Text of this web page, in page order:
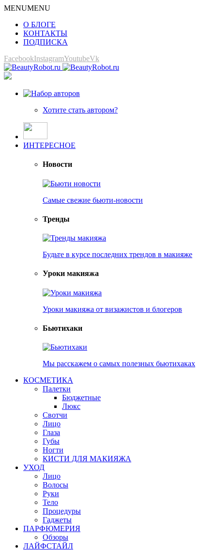
MENUMENU
О БЛОГЕ
КОНТАКТЫ
ПОДПИСКА
FacebookInstagramYoutubeVk
Хотите стать автором?
ИНТЕРЕСНОЕ
Новости
Самые свежие бьюти-новости
Тренды
Будьте в курсе последних трендов в макияже
Уроки макияжа
Уроки макияжа от визажистов и блогеров
Бьютихаки
Мы расскажем о самых полезных бьютихаках
КОСМЕТИКА
Палетки
Бюджетные
Люкс
Свотчи
Лицо
Глаза
Губы
Ногти
КИСТИ ДЛЯ МАКИЯЖА
УХОД
Лицо
Волосы
Руки
Тело
Процедуры
Гаджеты
ПАРФЮМЕРИЯ
Обзоры
ЛАЙФСТАЙЛ